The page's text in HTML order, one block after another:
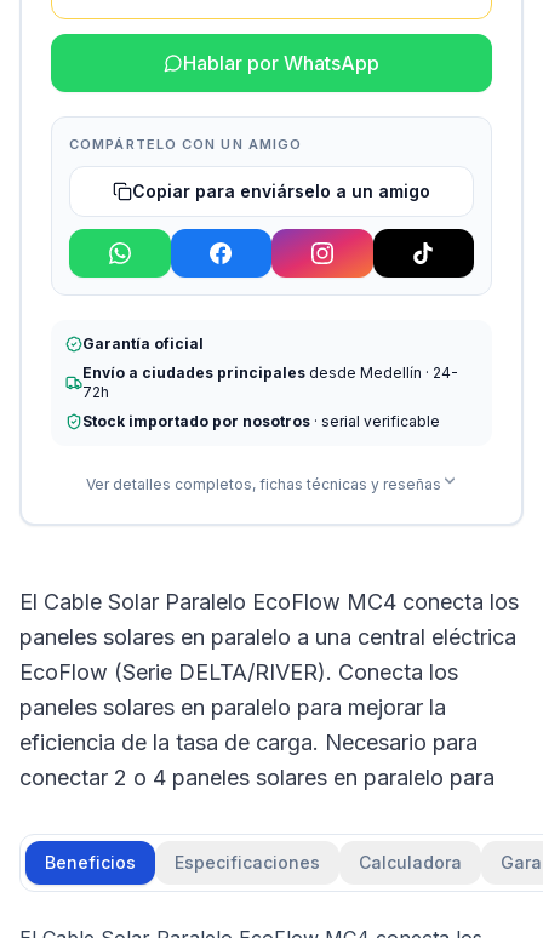
Hablar por WhatsApp
COMPÁRTELO CON UN AMIGO
Copiar para enviárselo a un amigo
Garantía oficial
Envío a ciudades principales desde Medellín · 24-
72h
Stock importado por nosotros · serial verificable
Ver detalles completos, fichas técnicas y reseñas
El Cable Solar Paralelo EcoFlow MC4 conecta los
paneles solares en paralelo a una central eléctrica
EcoFlow (Serie DELTA/RIVER). Conecta los
paneles solares en paralelo para mejorar la
eficiencia de la tasa de carga. Necesario para
conectar 2 o 4 paneles solares en paralelo para
Beneficios Especificaciones Calculadora